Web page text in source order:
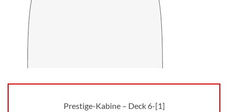
Prestige-Kabine – Deck 6-[1]